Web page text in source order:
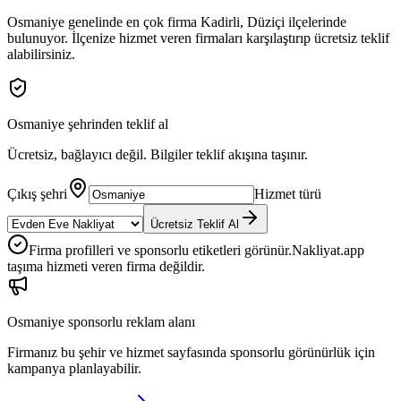
Osmaniye genelinde en çok firma Kadirli, Düziçi ilçelerinde
bulunuyor. İlçenize hizmet veren firmaları karşılaştırıp ücretsiz teklif
alabilirsiniz.
Osmaniye şehrinden teklif al
Ücretsiz, bağlayıcı değil. Bilgiler teklif akışına taşınır.
Çıkış şehri Hizmet türü
Ücretsiz Teklif Al
Firma profilleri ve sponsorlu etiketleri görünür.Nakliyat.app
taşıma hizmeti veren firma değildir.
Osmaniye sponsorlu reklam alanı
Firmanız bu şehir ve hizmet sayfasında sponsorlu görünürlük için
kampanya planlayabilir.